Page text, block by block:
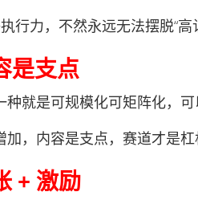
力，不然永远无法摆脱“高
是支点
是可规模化可矩阵化，可
内容是支点，赛道才是杠
+ 激励